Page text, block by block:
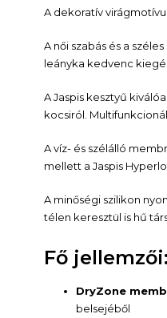
A dekoratív
A női szabás és a
leányka kedvenc
A Jaspis kesztyű
kocsiról.
A víz- és szélálló
mellett a Jaspis
A minőségi szilikon
télen keresztül is hű
Fő jellemzői:
DryZone
belsejéből